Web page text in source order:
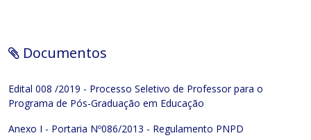
Documentos
Edital 008 /2019 - Processo Seletivo de Professor para o
Programa de Pós-Graduação em Educação
Anexo I - Portaria Nº086/2013 - Regulamento PNPD